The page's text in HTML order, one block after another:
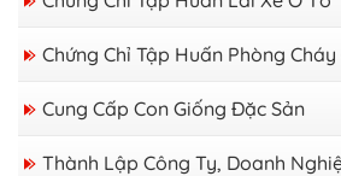
Chứng Chỉ Tập Huấn Phòng
Cung Cấp Con Giống Đặc Sản
Thành Lập Công Ty, Doanh